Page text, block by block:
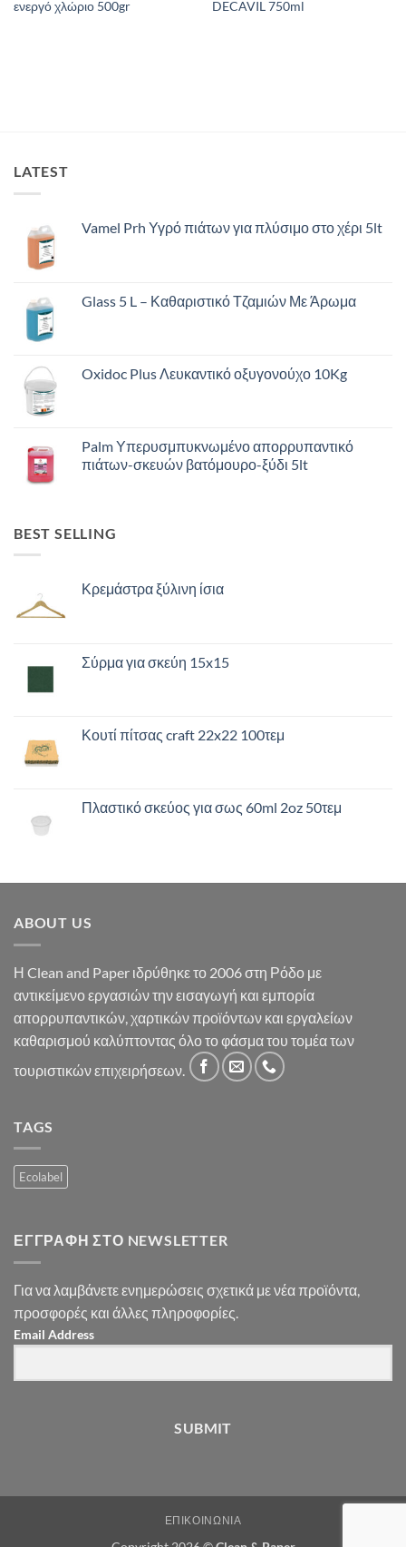
ενεργό χλώριο 500gr
DECAVIL 750ml
LATEST
Vamel Prh Υγρό πιάτων για πλύσιμο στο χέρι 5lt
Glass 5 L – Καθαριστικό Τζαμιών Με Άρωμα
Oxidoc Plus Λευκαντικό οξυγονούχο 10Kg
Palm Υπερυσμπυκνωμένο απορρυπαντικό
πιάτων-σκευών βατόμουρο-ξύδι 5lt
BEST SELLING
Κρεμάστρα ξύλινη ίσια
Σύρμα για σκεύη 15x15
Κουτί πίτσας craft 22x22 100τεμ
Πλαστικό σκεύος για σως 60ml 2oz 50τεμ
ABOUT US
Η Clean and Paper ιδρύθηκε το 2006 στη Ρόδο με
αντικείμενο εργασιών την εισαγωγή και εμπορία
απορρυπαντικών, χαρτικών προϊόντων και εργαλείων
καθαρισμού καλύπτοντας όλο το φάσμα του τομέα των
τουριστικών επιχειρήσεων.
TAGS
Ecolabel
ΕΓΓΡΑΦΉ ΣΤΟ NEWSLETTER
Για να λαμβάνετε ενημερώσεις σχετικά με νέα προϊόντα,
προσφορές και άλλες πληροφορίες.
Email Address
SUBMIT
ΕΠΙΚΟΙΝΩΝΊΑ